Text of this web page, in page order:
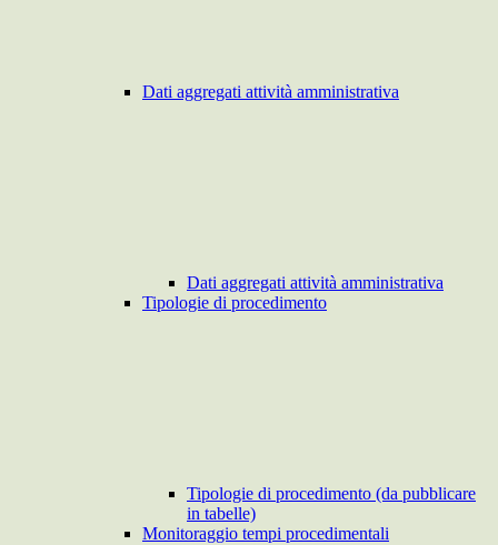
Dati aggregati attività amministrativa
Dati aggregati attività amministrativa
Tipologie di procedimento
Tipologie di procedimento (da pubblicare
in tabelle)
Monitoraggio tempi procedimentali